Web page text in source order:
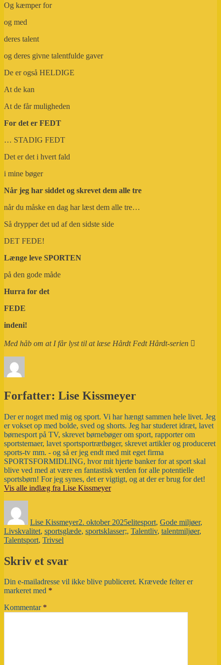
Og kæmper for
og med
deres talent
og deres givne talentfulde gaver
De er også HELDIGE
At de kan
At de får muligheden
For det er FEDT
… STADIG FEDT
Det er det i hvert fald
i mine bøger
Når jeg har siddet og skrevet dem alle tre
når du måske en dag har læst dem alle tre…
Så drypper det ud af den sidste side
DET FEDE!
Længe leve SPORTEN
på den gode måde
Hurra for det
FEDE
indeni!
Med håb om at I får lyst til at læse Hårdt Fedt Hårdt-serien 
Forfatter: Lise Kissmeyer
Der er noget med mig og sport. Vi har hængt sammen hele livet. Jeg
er vokset op med bolde, sved og shorts. Jeg har studeret idræt, lavet
børnesport på TV, skrevet børnebøger om sport, rapporter om
sportstemaer, lavet sportsportrætbøger, skrevet artikler og produceret
sports-tv mm. - og så er jeg endt med mit eget firma
SPORTSFORMIDLING, hvor mit hjerte banker for at sport skal
blive ved med at være en fantastisk verden for alle potentielle
sportsbørn! For jeg synes, det er vigtigt, og at der er brug for det!
Vis alle indlæg fra Lise Kissmeyer
Lise Kissmeyer2. oktober 2025elitesport, Gode miljøer,
Livskvalitet, sportsglæde, sportsklasser;, Talentliv, talentmiljøer,
Talentsport, Trivsel
Skriv et svar
Din e-mailadresse vil ikke blive publiceret. Krævede felter er
markeret med *
Kommentar *